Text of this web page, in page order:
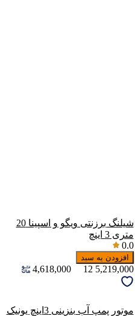
شیلنگ برزنتی ویگو و اسپینا 20
متری 3 اینچ
0.0
افزودن به سبد
5,219,000
12
4,618,000
موتور پمپ آب بنزینی 3اینچ یونیک